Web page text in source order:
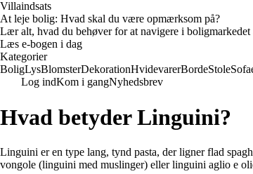
Villaindsats
At leje bolig: Hvad skal du være opmærksom på?
Lær alt, hvad du behøver for at navigere i
Læs e-bogen i dag
Kategorier
BoligLysBlomsterDekorationHvidevarerBordeStole
Log indKom i gangNyhedsbrev
Hvad betyder Linguini?
Linguini er en type lang, tynd pasta, der ligner flad
vongole (linguini med muslinger) eller linguini aglio e